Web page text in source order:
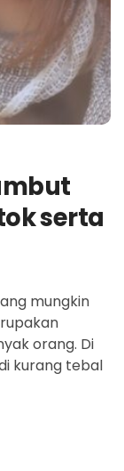
serta
mungkin
orang. Di
kurang tebal